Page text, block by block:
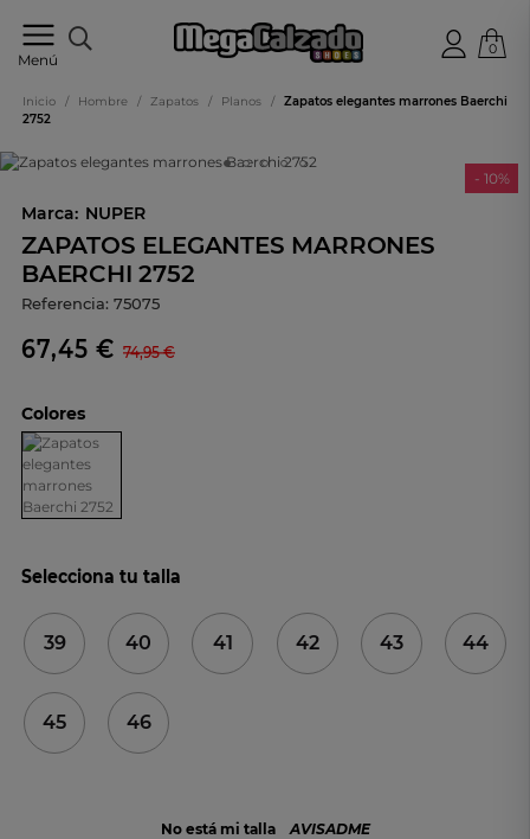
Menú
online
0
Inicio / Hombre / Zapatos / Planos /
Zapatos elegantes marrones Baerchi
2752
- 10%
Marca: NUPER
ZAPATOS ELEGANTES MARRONES
BAERCHI 2752
Referencia: 75075
67,45 € 74,95 €
Colores
Selecciona tu talla
39 40 41 42 43 44
45 46
No está mi talla AVISADME